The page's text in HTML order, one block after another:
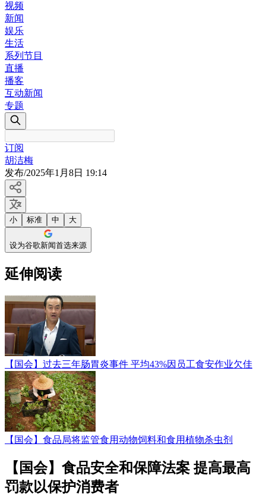
视频
新闻
娱乐
生活
系列节目
直播
播客
互动新闻
专题
订阅
胡洁梅
发布/2025年1月8日 19:14
小 标准 中 大
设为谷歌新闻首选来源
延伸阅读
【国会】过去三年肠胃炎事件 平均43%因员工食安作业欠佳
【国会】食品局将监管食用动物饲料和食用植物杀虫剂
【国会】食品安全和保障法案 提高最高
罚款以保护消费者